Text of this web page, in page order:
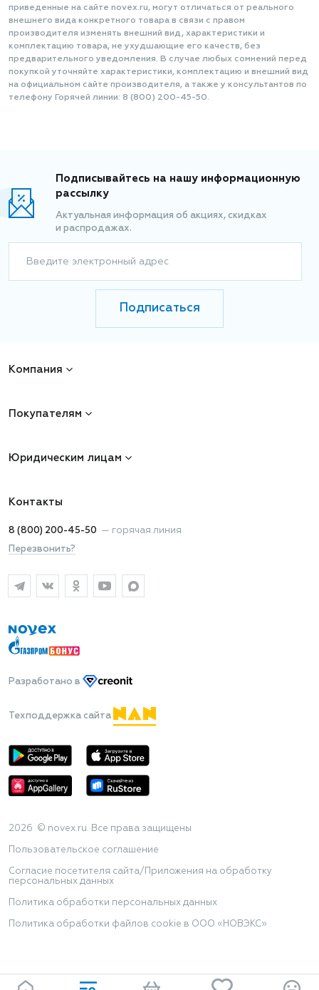
приведенные на сайте novex.ru, могут отличаться от реального
внешнего вида конкретного товара в связи с правом
производителя изменять внешний вид, характеристики и
комплектацию товара, не ухудшающие его качеств, без
предварительного уведомления. В случае любых сомнений перед
покупкой уточняйте характеристики, комплектацию и внешний вид
на официальном сайте производителя, а также у консультантов по
телефону Горячей линии: 8 (800) 200-45-50.
Подписывайтесь на нашу информационную
рассылку
Актуальная информация об акциях, скидках
и распродажах.
Введите электронный адрес
Подписаться
Компания
Покупателям
Юридическим лицам
Контакты
8 (800) 200-45-50 — горячая линия
Перезвонить?
Разработано в
Техподдержка сайта
2026 © novex.ru. Все права защищены
Пользовательское соглашение
Согласие посетителя сайта/Приложения на обработку
персональных данных
Политика обработки персональных данных
Политика обработки файлов cookie в ООО «НОВЭКС»